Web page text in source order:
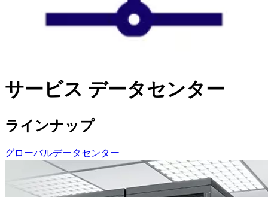
サービス データセンター
ラインナップ
グローバルデータセンター